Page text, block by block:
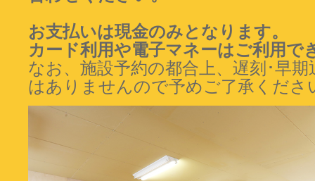
お支払いは現金のみとなります。
カード利用や電子マネーはご利用で
なお、施設予約の都合上、遅刻･早
はありませんので予めご了承くださ